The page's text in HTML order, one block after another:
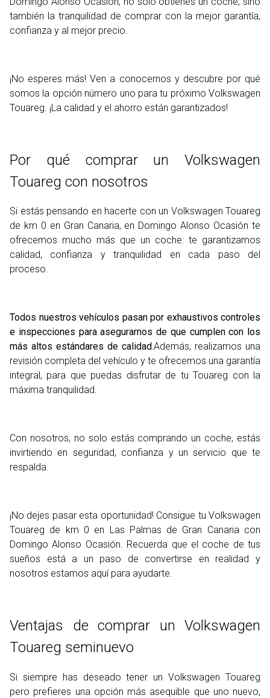
también la tranquilidad de comprar con la mejor garantía,
confianza y al mejor precio.
¡No esperes más! Ven a conocernos y descubre por qué
somos la opción número uno para tu próximo Volkswagen
Touareg. ¡La calidad y el ahorro están garantizados!
Por qué comprar un Volkswagen
Touareg con nosotros
Si estás pensando en hacerte con un Volkswagen Touareg
de km 0 en Gran Canaria, en Domingo Alonso Ocasión te
ofrecemos mucho más que un coche: te garantizamos
calidad, confianza y tranquilidad en cada paso del
proceso.
Todos nuestros vehículos pasan por exhaustivos controles
e inspecciones para asegurarnos de que cumplen con los
más altos estándares de calidad.Además, realizamos una
revisión completa del vehículo y te ofrecemos una garantía
integral, para que puedas disfrutar de tu Touareg con la
máxima tranquilidad.
Con nosotros, no solo estás comprando un coche, estás
invirtiendo en seguridad, confianza y un servicio que te
respalda.
¡No dejes pasar esta oportunidad! Consigue tu Volkswagen
Touareg de km 0 en Las Palmas de Gran Canaria con
Domingo Alonso Ocasión. Recuerda que el coche de tus
sueños está a un paso de convertirse en realidad y
nosotros estamos aquí para ayudarte.
Ventajas de comprar un Volkswagen
Touareg seminuevo
Si siempre has deseado tener un Volkswagen Touareg
pero prefieres una opción más asequible que uno nuevo,